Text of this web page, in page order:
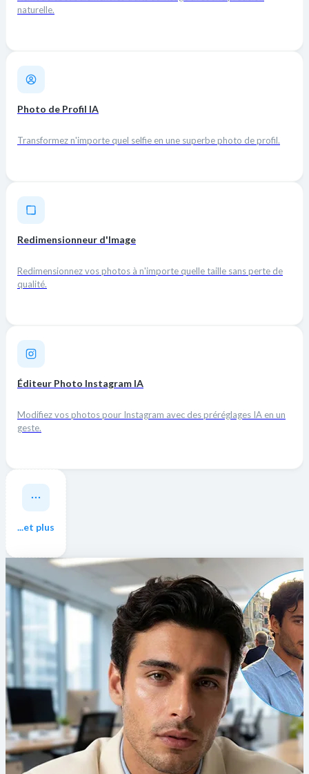
naturelle.
Photo de Profil IA
Transformez n'importe quel selfie en une superbe photo de profil.
Redimensionneur d'Image
Redimensionnez vos photos à n'importe quelle taille sans perte de
qualité.
Éditeur Photo Instagram IA
Modifiez vos photos pour Instagram avec des préréglages IA en un
geste.
...et plus